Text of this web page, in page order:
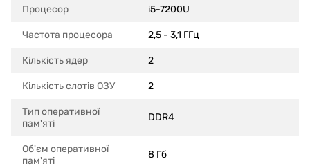
Процесор i5-7200U
Частота процесора 2,5 - 3,1 ГГц
Кількість ядер 2
Кількість слотів ОЗУ 2
Тип оперативної
пам'яті
DDR4
Об'єм оперативної
пам'яті
8 Гб